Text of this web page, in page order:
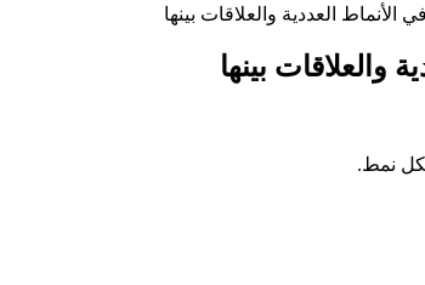
في الأنماط العددية والعلاقات بينها
والعلاقات بينها
لكل نمط.